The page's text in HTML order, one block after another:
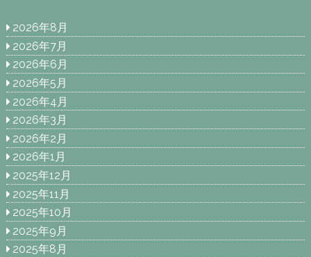
2026年8月
2026年7月
2026年6月
2026年5月
2026年4月
2026年3月
2026年2月
2026年1月
2025年12月
2025年11月
2025年10月
2025年9月
2025年8月